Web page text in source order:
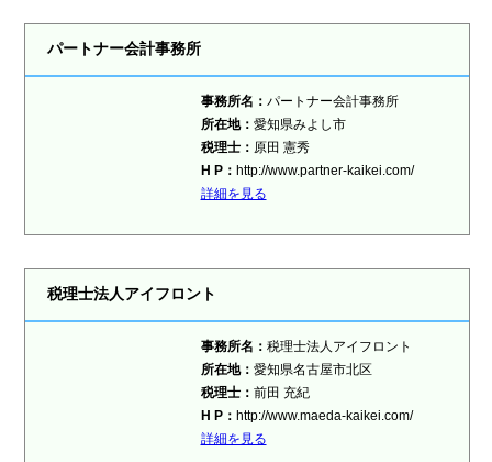
パートナー会計事務所
事務所名： パートナー会計事務所
所在地： 愛知県みよし市
税理士： 原田 憲秀
H P： http://www.partner-kaikei.com/
詳細を見る
税理士法人アイフロント
事務所名： 税理士法人アイフロント
所在地： 愛知県名古屋市北区
税理士： 前田 充紀
H P： http://www.maeda-kaikei.com/
詳細を見る